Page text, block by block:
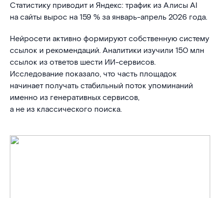
Статистику приводит и Яндекс: трафик из Алисы AI
на сайты вырос на 159 % за январь-апрель 2026 года.
Нейросети активно формируют собственную систему
ссылок и рекомендаций. Аналитики изучили 150 млн
ссылок из ответов шести ИИ-сервисов.
Исследование показало, что часть площадок
начинает получать стабильный поток упоминаний
именно из генеративных сервисов,
а не из классического поиска.